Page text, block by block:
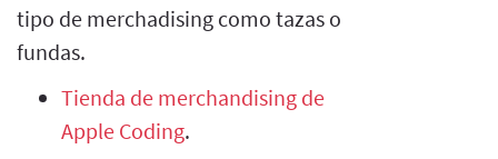
tipo de merchadising como tazas o
fundas.
Tienda de merchandising de
Apple Coding.